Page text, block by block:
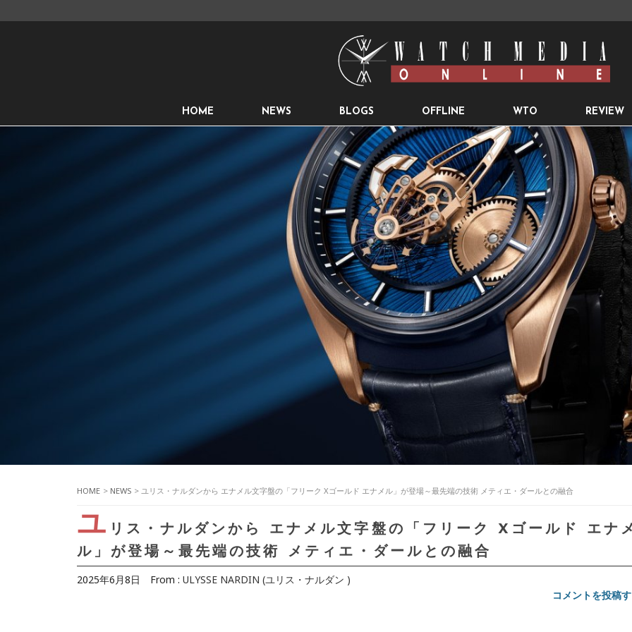
HOME NEWS BLOGS OFFLINE WTO REVIEW
HOME > NEWS > ユリス・ナルダンから エナメル文字盤の「フリーク Xゴールド エナメル」が登場～最先端の技術 メティエ・ダールとの融合
ユ リス・ナルダンから エナメル文字盤の「フリーク Xゴールド エナ
ル」が登場～最先端の技術 メティエ・ダールとの融合
2025年6月8日 From : ULYSSE NARDIN (ユリス・ナルダン )
コメントを投稿